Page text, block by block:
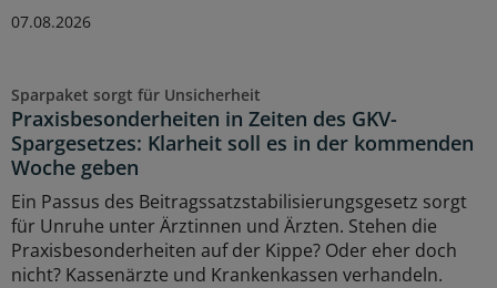
07.08.2026
Sparpaket sorgt für Unsicherheit
Praxisbesonderheiten in Zeiten des GKV-
Spargesetzes: Klarheit soll es in der kommenden
Woche geben
Ein Passus des Beitragssatzstabilisierungsgesetz sorgt
für Unruhe unter Ärztinnen und Ärzten. Stehen die
Praxisbesonderheiten auf der Kippe? Oder eher doch
nicht? Kassenärzte und Krankenkassen verhandeln.